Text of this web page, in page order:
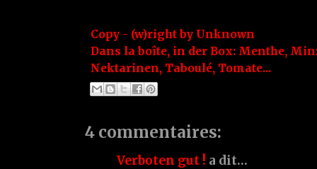
Copy - (w)right by Unknown
Dans la boîte, in der Box: Menthe,
Nektarinen, Taboulé, Tomate...
4 commentaires:
Verboten gut ! a dit…